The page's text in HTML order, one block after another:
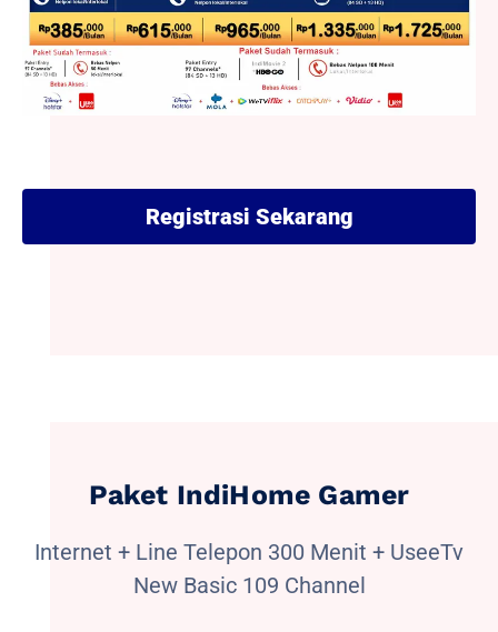
Registrasi Sekarang
Paket IndiHome Gamer
Internet + Line Telepon 300 Menit + UseeTv
New Basic 109 Channel